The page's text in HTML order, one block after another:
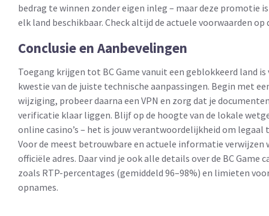
bedrag te winnen zonder eigen inleg – maar deze promotie
elk land beschikbaar. Check altijd de actuele voorwaarden op
Conclusie en Aanbevelingen
Toegang krijgen tot BC Game vanuit een geblokkeerd land is
kwestie van de juiste technische aanpassingen. Begin met
wijziging, probeer daarna een VPN en zorg dat je
verificatie klaar liggen. Blijf op de hoogte van de lokale
online casino’s – het is jouw verantwoordelijkheid om legaal
Voor de meest betrouwbare en actuele informatie verwijzen
officiële adres. Daar vind je ook alle details over de BC Game
zoals RTP-percentages (gemiddeld 96–98%) en limieten
opnames.